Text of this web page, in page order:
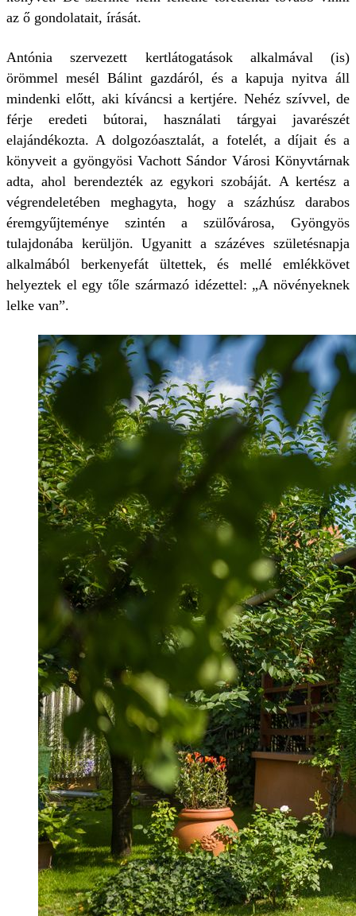
az ő gondolatait, írását.
Antónia szervezett kertlátogatások alkalmával (is)
örömmel mesél Bálint gazdáról, és a kapuja nyitva áll
mindenki előtt, aki kíváncsi a kertjére. Nehéz szívvel, de
férje eredeti bútorai, használati tárgyai javarészét
elajándékozta. A dolgozóasztalát, a fotelét, a díjait és a
könyveit a gyöngyösi Vachott Sándor Városi Könyvtárnak
adta, ahol berendezték az egykori szobáját. A kertész a
végrendeletében meghagyta, hogy a százhúsz darabos
éremgyűjteménye szintén a szülővárosa, Gyöngyös
tulajdonába kerüljön. Ugyanitt a százéves születésnapja
alkalmából berkenyefát ültettek, és mellé emlékkövet
helyeztek el egy tőle származó idézettel: „A növényeknek
lelke van”.